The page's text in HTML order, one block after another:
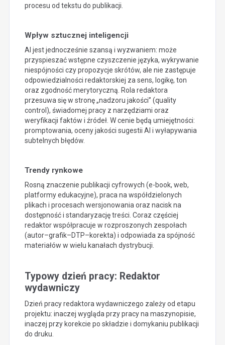
procesu od tekstu do publikacji.
Wpływ sztucznej inteligencji
AI jest jednocześnie szansą i wyzwaniem: może
przyspieszać wstępne czyszczenie języka, wykrywanie
niespójności czy propozycje skrótów, ale nie zastępuje
odpowiedzialności redaktorskiej za sens, logikę, ton
oraz zgodność merytoryczną. Rola redaktora
przesuwa się w stronę „nadzoru jakości” (quality
control), świadomej pracy z narzędziami oraz
weryfikacji faktów i źródeł. W cenie będą umiejętności:
promptowania, oceny jakości sugestii AI i wyłapywania
subtelnych błędów.
Trendy rynkowe
Rosną znaczenie publikacji cyfrowych (e-book, web,
platformy edukacyjne), praca na współdzielonych
plikach i procesach wersjonowania oraz nacisk na
dostępność i standaryzację treści. Coraz częściej
redaktor współpracuje w rozproszonych zespołach
(autor–grafik–DTP–korekta) i odpowiada za spójność
materiałów w wielu kanałach dystrybucji.
Typowy dzień pracy: Redaktor
wydawniczy
Dzień pracy redaktora wydawniczego zależy od etapu
projektu: inaczej wygląda przy pracy na maszynopisie,
inaczej przy korekcie po składzie i domykaniu publikacji
do druku.